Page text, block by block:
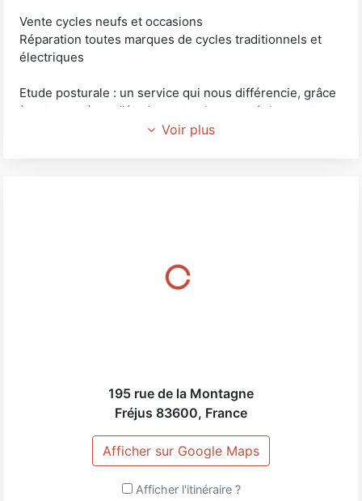
Vente cycles neufs et occasions
Réparation toutes marques de cycles traditionnels et
électriques
Etude posturale : un service qui nous différencie, grâce
à notre système d'étude posturale nous réglons votre
vélo de façon parfaitement adaptée à votre anatomie.
Voir plus
195 rue de la Montagne
Fréjus 83600, France
Afficher sur Google Maps
Afficher l'itinéraire ?